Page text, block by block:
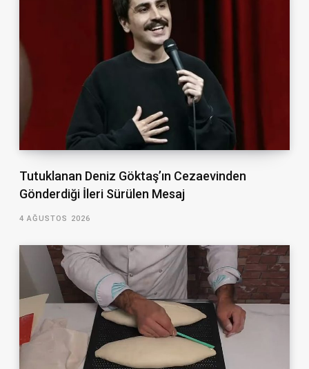
Tutuklanan Deniz Göktaş’ın Cezaevinden
Gönderdiği İleri Sürülen Mesaj
4 AĞUSTOS 2026